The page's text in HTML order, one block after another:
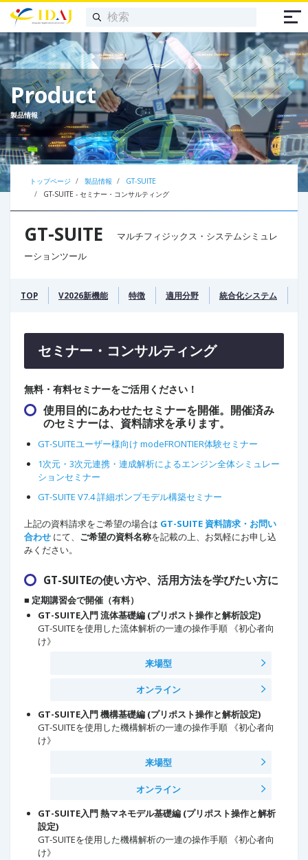
Product
製品情報
トップページ 製品情報
GT-SUITE
GT-SUITE - セミナー・コンサルティング
GT-SUITE
マルチフィジックス・システムシミュレ
ーションツール
TOP V2026新機能 特徴 適用分野 統合化システム
セミナー・コンサルティング
無料・有料セミナーをご活用ください！
使用目的にあわせたセミナーを開催。開催済み
のセミナーは、資料請求を承ります。
GT-SUITEユーザー様向け modeFRONTIER体験セミナー
1次元・3次元連携・連成解析によるエンジン全体シミュレー
ションセミナー
GT-SUITE V7.4 詳細ポンプモデル構築セミナー
上記の資料請求をご希望の場合は GT-SUITE 資料請求・お問い
合わせ にて、 ご希望の資料名称を記載の上、お気軽にお申し込
みください。
GT-SUITEの使い方や、活用方法を学びたい方に
■ 定期講習会で開催（有料）
GT-SUITE入門 流体基礎編 (プリポスト操作と解析設定)
GT-SUITEを使用した流体解析の一連の操作手順 《初心者向
け》
来場型
オンライン
GT-SUITE入門 機構基礎編 (プリポスト操作と解析設定)
GT-SUITEを使用した機構解析の一連の操作手順 《初心者向
け》
来場型
オンライン
GT-SUITE入門 熱マネモデル基礎編 (プリポスト操作と解析
設定)
GT-SUITEを使用した機構解析の一連の操作手順 《初心者向
け》